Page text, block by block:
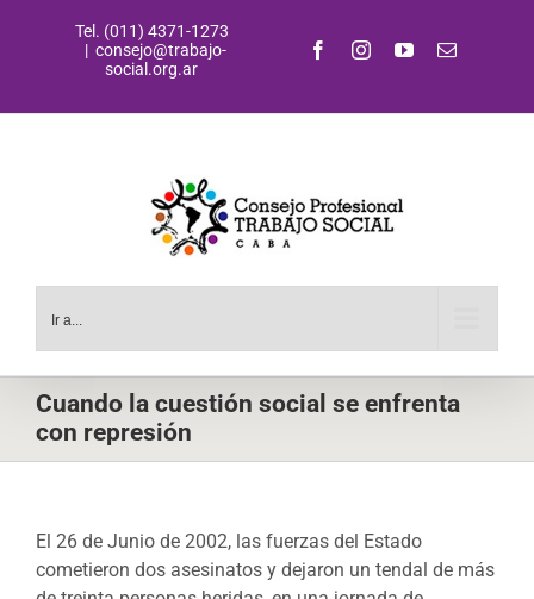
Tel. (011) 4371-1273
| consejo@trabajo-
social.org.ar
FacebookInstagramYouTubeCorreo
Ir a...
Cuando la cuestión social se enfrenta
con represión
El 26 de Junio de 2002, las fuerzas del Estado
cometieron dos asesinatos y dejaron un tendal de más